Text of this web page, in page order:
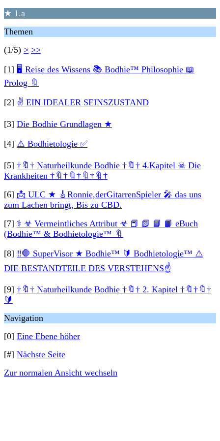
★ 1.a
Themen
(1/5) > >>
[1] 🖥 Reise des Wissens 📚 Bodhie™ Philosophie 📖
Prolog 🔖
[2] ✌ EIN IDEALER SEINSZUSTAND
[3] Die Bodhie Grundlagen ★
[4] ⚠️ Bodhietologie ✅
[5] †🔖† Naturheilkunde Bodhie †🔖† 4.Kapitel ☠ Die
Krankheiten †🔖†🔖†🔖†🔖†
[6] 📩 ULC ★ 🎸Ronnie,derGitarrenSpieler 🎤 das uns
zum Lachen bringt, Bis zu CBD.
[7] ⚕ ☣ Vermeintliches Attribut ☣ 📕 📗 📘 📙 eBuch
(Bodhie™ & Bodhietologie™ 🔖
[8] ‼️🛑 SuperVisor ★ Bodhie™ 🔰 Bodhietologie™ ⚠️
DIE BESTANDTEILE DES VERSTEHENS☝
[9] †🔖† Naturheilkunde Bodhie †🔖† 2. Kapitel †🔖†🔖†
🔰
Navigation
[0] Eine Ebene höher
[#] Nächste Seite
Zur normalen Ansicht wechseln